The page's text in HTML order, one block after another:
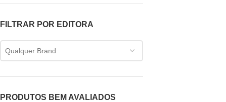
FILTRAR POR EDITORA
Qualquer Brand
PRODUTOS BEM AVALIADOS